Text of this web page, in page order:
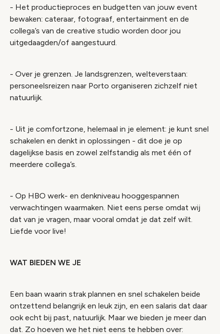
- Het productieproces en budgetten van jouw event
bewaken: cateraar, fotograaf, entertainment en de
collega’s van de creative studio worden door jou
uitgedaagden/of aangestuurd.
- Over je grenzen. Je landsgrenzen, welteverstaan:
personeelsreizen naar Porto organiseren zichzelf niet
natuurlijk.
- Uit je comfortzone, helemaal in je element: je kunt snel
schakelen en denkt in oplossingen - dit doe je op
dagelijkse basis en zowel zelfstandig als met één of
meerdere collega’s.
- Op HBO werk- en denkniveau hooggespannen
verwachtingen waarmaken. Niet eens perse omdat wij
dat van je vragen, maar vooral omdat je dat zelf wilt.
Liefde voor live!
WAT BIEDEN WE JE
Een baan waarin strak plannen en snel schakelen beide
ontzettend belangrijk en leuk zijn, en een salaris dat daar
ook echt bij past, natuurlijk. Maar we bieden je meer dan
dat. Zo hoeven we het niet eens te hebben over: